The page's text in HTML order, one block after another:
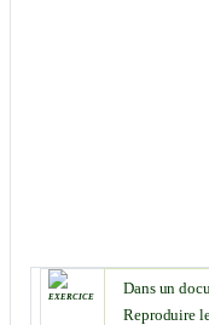
exercice
Dans un
Reproduire